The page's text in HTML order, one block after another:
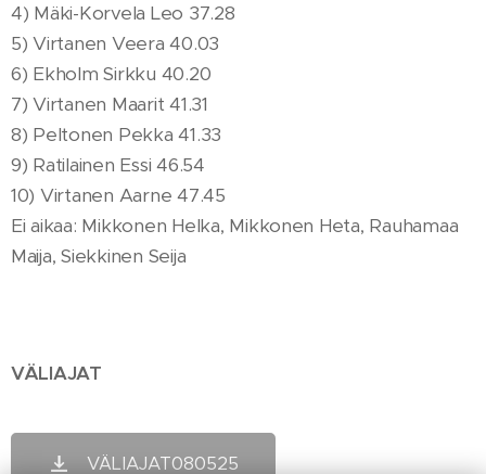
4) Mäki-Korvela Leo 37.28
5) Virtanen Veera 40.03
6) Ekholm Sirkku 40.20
7) Virtanen Maarit 41.31
8) Peltonen Pekka 41.33
9) Ratilainen Essi 46.54
10) Virtanen Aarne 47.45
Ei aikaa: Mikkonen Helka, Mikkonen Heta, Rauhamaa
Maija, Siekkinen Seija
VÄLIAJAT
VÄLIAJAT080525